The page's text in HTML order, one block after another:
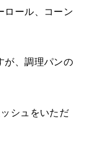
ロール、コーン
が、調理パンの
シュをいただ